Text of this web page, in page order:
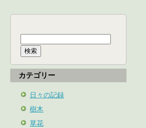
カテゴリー
日々の記録
樹木
草花